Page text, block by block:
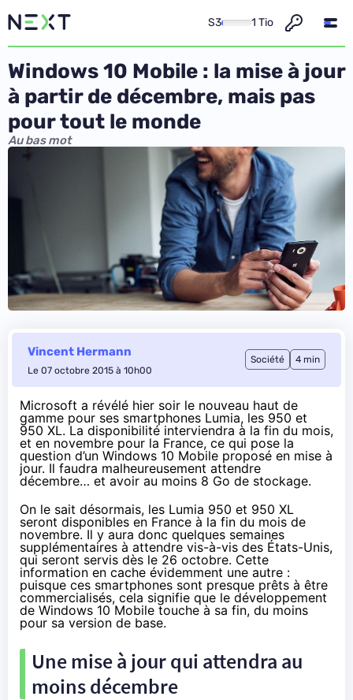
S3 1 Tio
Windows 10 Mobile : la mise à jour
à partir de décembre, mais pas
pour tout le monde
Au bas mot
Vincent Hermann
Le 07 octobre 2015 à 10h00
Société 4 min
Microsoft a révélé hier soir le nouveau haut de
gamme pour ses smartphones Lumia, les 950 et
950 XL. La disponibilité interviendra à la fin du mois,
et en novembre pour la France, ce qui pose la
question d’un Windows 10 Mobile proposé en mise à
jour. Il faudra malheureusement attendre
décembre… et avoir au moins 8 Go de stockage.
On le sait désormais, les Lumia 950 et 950 XL
seront disponibles en France à la fin du mois de
novembre. Il y aura donc quelques semaines
supplémentaires à attendre vis-à-vis des États-Unis,
qui seront servis dès le 26 octobre. Cette
information en cache évidemment une autre :
puisque ces smartphones sont presque prêts à être
commercialisés, cela signifie que le développement
de Windows 10 Mobile touche à sa fin, du moins
pour sa version de base.
Une mise à jour qui attendra au
moins décembre